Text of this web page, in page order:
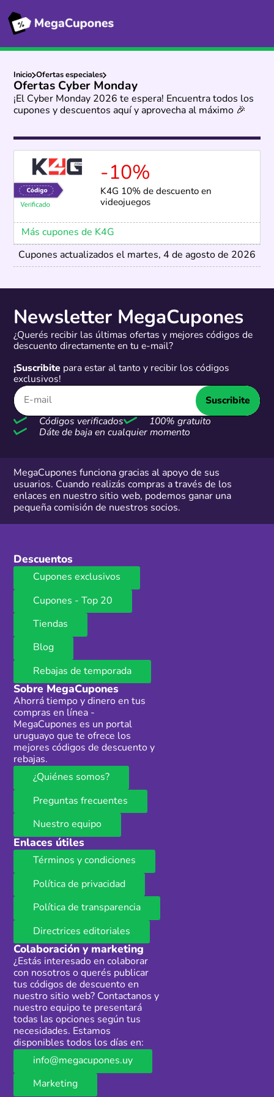
Inicio Ofertas especiales
Ofertas Cyber Monday
¡El Cyber Monday 2026 te espera! Encuentra todos los
cupones y descuentos aquí y aprovecha al máximo 🎉
-10%
K4G 10% de descuento en
videojuegos
Más cupones de K4G
Cupones actualizados el martes, 4 de agosto de 2026
Newsletter MegaCupones
¿Querés recibir las últimas ofertas y mejores códigos de
descuento directamente en tu e-mail?
¡Suscribite para estar al tanto y recibir los códigos
exclusivos!
Suscribite
Códigos verificados
100% gratuito
Dáte de baja en cualquier momento
MegaCupones funciona gracias al apoyo de sus
usuarios. Cuando realizás compras a través de los
enlaces en nuestro sitio web, podemos ganar una
pequeña comisión de nuestros socios.
Descuentos
Cupones exclusivos
Cupones - Top 20
Tiendas
Blog
Rebajas de temporada
Sobre MegaCupones
Ahorrá tiempo y dinero en tus
compras en línea -
MegaCupones es un portal
uruguayo que te ofrece los
mejores códigos de descuento y
rebajas.
¿Quiénes somos?
Preguntas frecuentes
Nuestro equipo
Enlaces útiles
Términos y condiciones
Política de privacidad
Política de transparencia
Directrices editoriales
Colaboración y marketing
¿Estás interesado en colaborar
con nosotros o querés publicar
tus códigos de descuento en
nuestro sitio web? Contactanos y
nuestro equipo te presentará
todas las opciones según tus
necesidades. Estamos
disponibles todos los días en:
info@megacupones.uy
Marketing